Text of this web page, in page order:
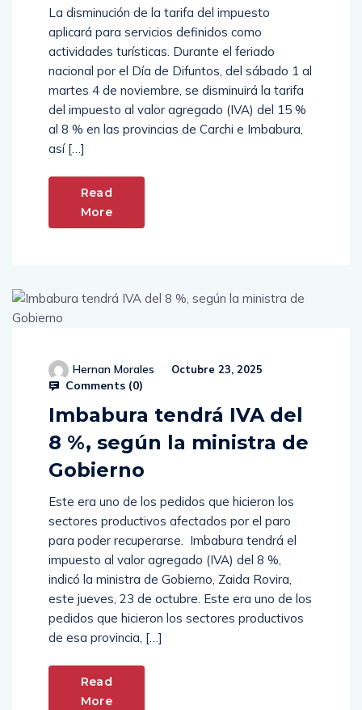
La disminución de la tarifa del impuesto
aplicará para servicios definidos como
actividades turísticas. Durante el feriado
nacional por el Día de Difuntos, del sábado 1 al
martes 4 de noviembre, se disminuirá la tarifa
del impuesto al valor agregado (IVA) del 15 %
al 8 % en las provincias de Carchi e Imbabura,
así […]
Read
More
Hernan Morales Octubre 23, 2025
Comments (0)
Imbabura tendrá IVA del
8 %, según la ministra de
Gobierno
Este era uno de los pedidos que hicieron los
sectores productivos afectados por el paro
para poder recuperarse. Imbabura tendrá el
impuesto al valor agregado (IVA) del 8 %,
indicó la ministra de Gobierno, Zaida Rovira,
este jueves, 23 de octubre. Este era uno de los
pedidos que hicieron los sectores productivos
de esa provincia, […]
Read
More